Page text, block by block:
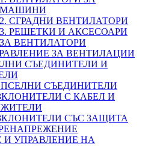
МАШИНИ
2. СГРАДНИ ВЕНТИЛАТОРИ
3. РЕШЕТКИ И АКСЕСОАРИ
ЗА ВЕНТИЛАТОРИ
ЗА ВЕНТИЛАЦИИ
СЪЕДИНИТЕЛИ И
СЪЕДИНИТЕЛИ
С КАБЕЛ И
СЪС ЗАЩИТА
И УПРАВЛЕНИЕ НА